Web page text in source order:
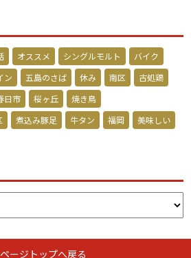
オススメ シングルモルト
バイク
ン 五島のさば 休み 南区
古処鶏
日市 桜ヶ丘
焼き鳥
煮込み豚足 牛タン 福岡 美味しい
ページトップへ戻る